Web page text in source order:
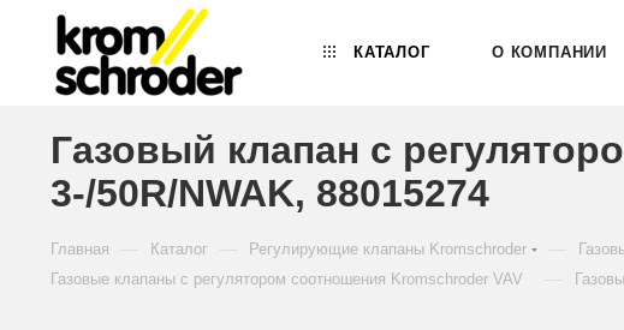
КАТАЛОГ О КОМПАНИИ
Газовый клапан с
3-/50R/NWAK, 88015274
Главная Каталог Регулирующие клапаны Kromschroder
Газовые клапаны с регулятором соотношения Kromschroder VAV